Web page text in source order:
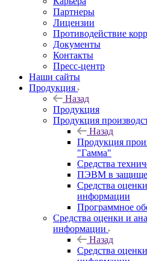
Партнеры
Лицензии
Противодействие
Документы
Контакты
Пресс-центр
Наши сайты
Продукция
Назад
Продукция
Продукция
Назад
Продукция
"Гамма"
Средства
ПЭВМ в
Средства
информации
Программное
Средства оценки и
информации
Назад
Средства